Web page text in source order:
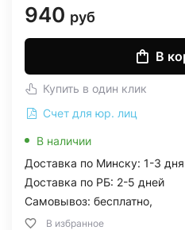
940 руб
В
Купить в один клик
Счет для юр. лиц
В наличии
Доставка по Минску: 1-3 дня
Доставка по РБ: 2-5 дней
Самовывоз: бесплатно,
В избранное